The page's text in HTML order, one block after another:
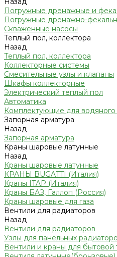
Погружные дренажные и
Погружные дренажно-
Скваженные насосы
Теплый пол, коллектора
Назад
Теплый пол, коллектора
Коллекторные системы
Смесительные узлы и клапаны
Шкафы коллекторные
Электрический теплый пол
Автоматика
Комплектующие для водяного
Запорная арматура
Назад
Запорная арматура
Краны шаровые латунные
Назад
Краны шаровые латунные
КРАНЫ BUGATTI (Италия)
Краны ITAP (Италия)
Краны БАЗ, Галлоп (Россия)
Краны шаровые для газа
Вентили для радиаторов
Назад
Вентили для радиаторов
Узлы для панельных
Вентили и краны для бытовой